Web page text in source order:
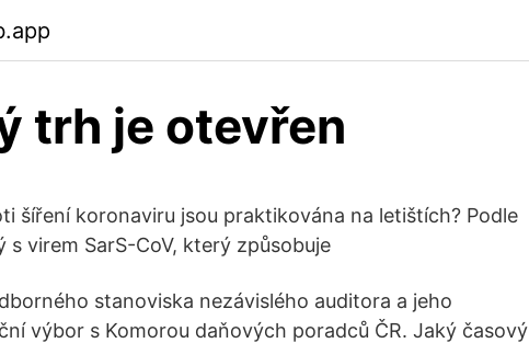
trh je otevřen
šíření koronaviru jsou praktikována na letištích? Podle
virem SarS-CoV, který způsobuje
stanoviska nezávislého auditora a jeho
výbor s Komorou daňových poradců ČR. Jaký časový